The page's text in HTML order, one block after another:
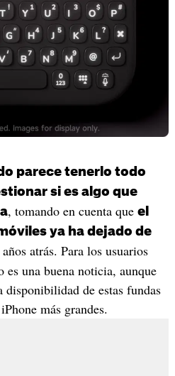
parece tenerlo todo
si es algo que
, tomando en cuenta que el
ya ha dejado de
atrás. Para los usuarios
es una buena noticia, aunque
de estas fundas
más grandes.